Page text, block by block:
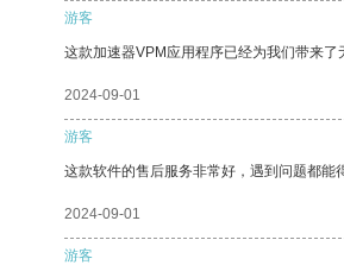
游客
这款加速器VPM应用程序已经为我们带来了
2024-09-01
游客
这款软件的售后服务非常好，遇到问题都能
2024-09-01
游客